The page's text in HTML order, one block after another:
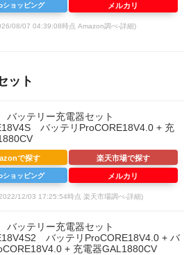
08/07 04:39:08時点 Amazon調べ-詳細)
ショッピング メルカリ
ット
ッテリー充電器セット
バッテリProCORE18V4.0 + 充
12/03 17:25:54時点 楽天市場調べ-詳細)
で探す 楽天市場で探す
ショッピング メルカリ
ッテリー充電器セット
バッテリProCORE18V4.0 + バ
+ 充電器GAL1880CV